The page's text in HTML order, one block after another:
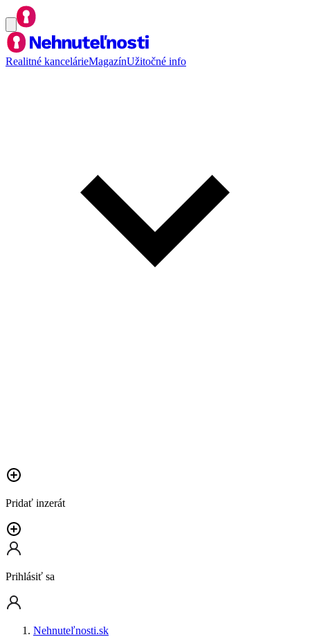
Realitné kancelárieMagazínUžitočné info
Pridať inzerát
Prihlásiť sa
Nehnuteľnosti.sk